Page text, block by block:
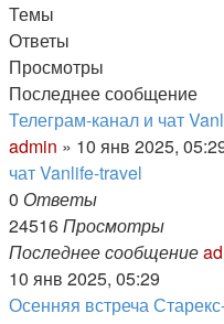
Темы
Ответы
Просмотры
Последнее сообщение
Телеграм-канал и чат
admin » 10 янв 2025,
чат Vanlife-travel
0 Ответы
24516Просмотры
Последнее сообщение
10 янв 2025, 05:29
Осенняя встреча